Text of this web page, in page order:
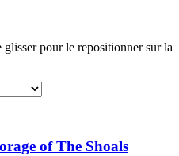
pour le repositionner sur la
of The Shoals